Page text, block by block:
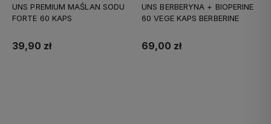
UNS PREMIUM MAŚLAN SODU
FORTE 60 KAPS
39,90 zł
UNS BERBERYNA + BIOPERINE
60 VEGE KAPS BERBERINE
69,00 zł